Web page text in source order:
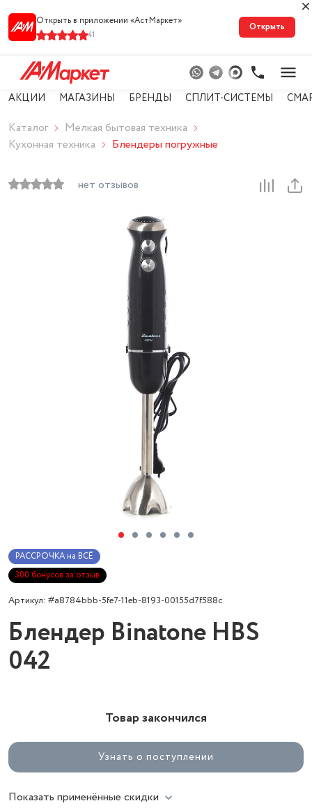
Открыть в приложении «АстМарке‪т‬»
41
Открыть
АКЦИИ МАГАЗИНЫ БРЕНДЫ СПЛИТ-СИСТЕМЫ
Каталог
Мелкая бытовая техника
Кухонная техника
Блендеры погружные
нет отзывов
РАССРОЧКА на ВСЁ
300 бонусов за отзыв
Артикул: #a8784bbb-5fe7-11eb-8193-00155d7f588c
Блендер Binatone HBS
042
Товар закончился
Узнать о поступлении
Показать применённые скидки